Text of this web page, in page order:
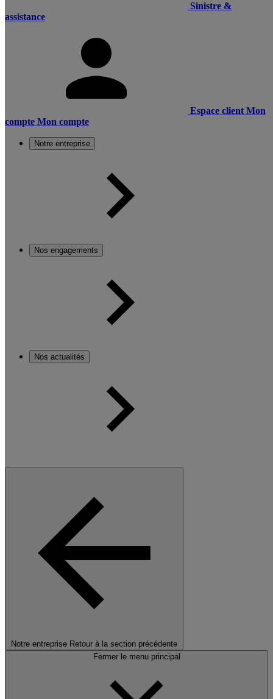
Sinistre &
assistance
Espace client Mon
compte Mon compte
Notre entreprise
Nos engagements
Nos actualités
Notre entreprise Retour à la section précédente
Fermer le menu principal